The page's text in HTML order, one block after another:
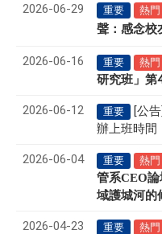
2026-06-29 重要 熱門
聲 ： 感念校
2026-06-16 重要 熱門
研究班」第
2026-06-12 重要
[公
辦上班時間
2026-06-04 重要 熱門
管系CEO
域護城河的
2026-04-23 重要 熱門